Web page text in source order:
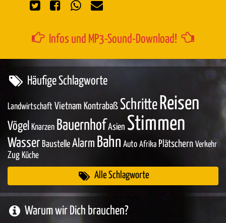
Infos und MP3-Sound-Download!
Häufige Schlagworte
Landwirtschaft Vietnam Kontrabaß Schritte Reisen
Vögel Knarzen Bauernhof Asien Stimmen
Wasser Baustelle Alarm Bahn Auto Afrika Plätschern Verkehr
Zug Küche
Alle Schlagworte
Warum wir Dich brauchen?